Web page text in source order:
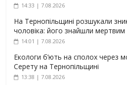
14:33 | 7.08.2026
На Тернопільщині розшукали
чоловіка: його знайшли мертвим
14:01 | 7.08.2026
Екологи б’ють на сполох через
Серету на Тернопільщині
13:38 | 7.08.2026